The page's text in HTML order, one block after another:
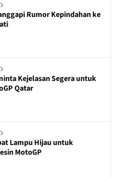
Rumor Kepindahan ke
Kejelasan Segera untuk
Qatar
Lampu Hijau untuk
MotoGP